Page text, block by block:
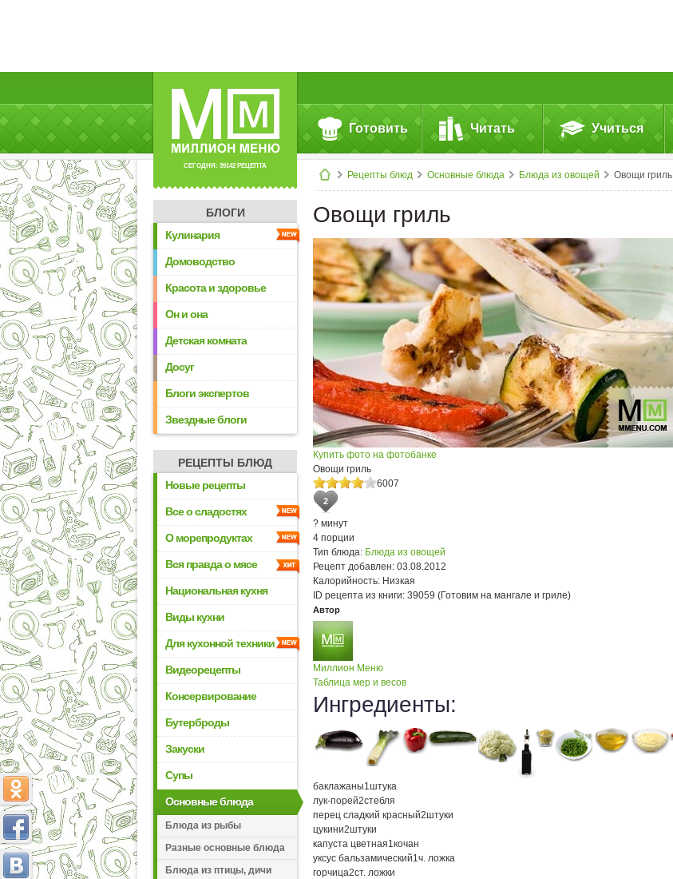
СЕГОДНЯ: 39142 РЕЦЕПТА
Готовить Читать Учиться
Рецепты блюд Основные блюда Блюда из овощей Овощи гриль
БЛОГИ
Кулинария
Домоводство
Красота и здоровье
Он и она
Детская комната
Досуг
Блоги экспертов
Звездные блоги
РЕЦЕПТЫ БЛЮД
Новые рецепты
Все о сладостях
О морепродуктах
Вся правда о мясе
Национальная кухня
Виды кухни
Для кухонной техники
Видеорецепты
Консервирование
Бутерброды
Закуски
Супы
Основные блюда
Блюда из рыбы
Разные основные блюда
Блюда из птицы, дичи
Овощи гриль
Купить фото на фотобанке
Овощи гриль
6007
2
? минут
4 порции
Тип блюда: Блюда из овощей
Рецепт добавлен: 03.08.2012
Калорийность: Низкая
ID рецепта из книги: 39059 (Готовим на мангале и гриле)
Автор
Миллион Меню
Таблица мер и весов
Ингредиенты:
баклажаны1штука
лук-порей2стебля
перец сладкий красный2штуки
цукини2штуки
капуста цветная1кочан
уксус бальзамический1ч. ложка
горчица2ст. ложки